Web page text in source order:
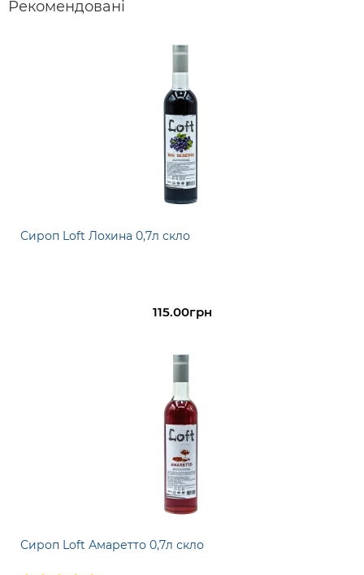
Рекомендовані
Сироп Loft Лохина 0,7л скло
115.00грн
Сироп Loft Амаретто 0,7л скло